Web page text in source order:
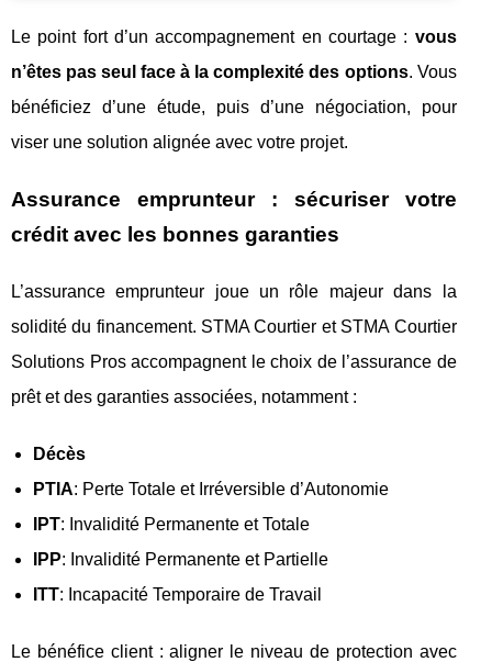
Le point fort d’un accompagnement en courtage : vous
n’êtes pas seul face à la complexité des options. Vous
bénéficiez d’une étude, puis d’une négociation, pour
viser une solution alignée avec votre projet.
Assurance emprunteur : sécuriser votre
crédit avec les bonnes garanties
L’assurance emprunteur joue un rôle majeur dans la
solidité du financement. STMA Courtier et STMA Courtier
Solutions Pros accompagnent le choix de l’assurance de
prêt et des garanties associées, notamment :
Décès
PTIA: Perte Totale et Irréversible d’Autonomie
IPT: Invalidité Permanente et Totale
IPP: Invalidité Permanente et Partielle
ITT: Incapacité Temporaire de Travail
Le bénéfice client : aligner le niveau de protection avec